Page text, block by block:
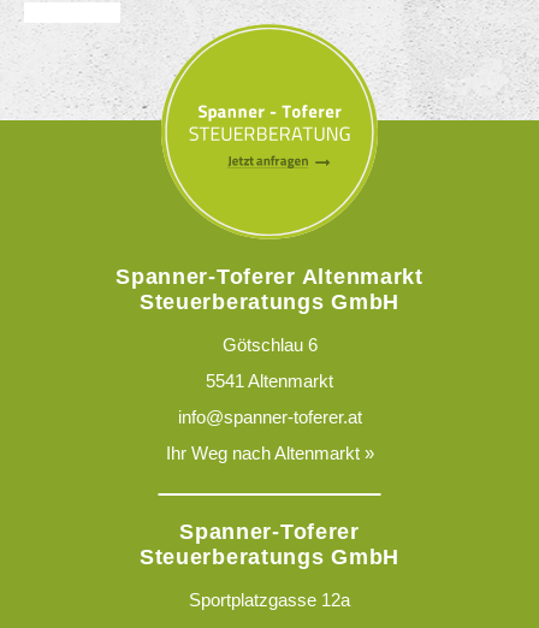
Spanner-Toferer Altenmarkt
Steuerberatungs GmbH
Götschlau 6
5541 Altenmarkt
info@spanner-toferer.at
Ihr Weg nach Altenmarkt »
Spanner-Toferer
Steuerberatungs GmbH
Sportplatzgasse 12a